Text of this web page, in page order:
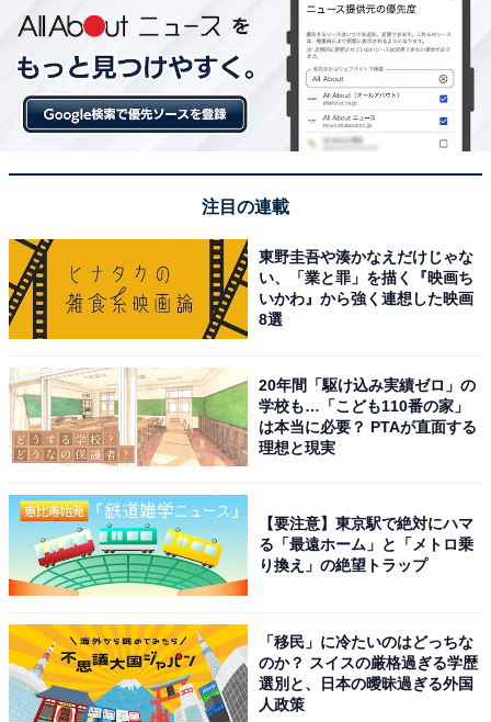
注目の連載
東野圭吾や湊かなえだけじゃな
い、「業と罪」を描く『映画ち
いかわ』から強く連想した映画
8選
20年間「駆け込み実績ゼロ」の
学校も…「こども110番の家」
は本当に必要？ PTAが直面する
理想と現実
【要注意】東京駅で絶対にハマ
る「最遠ホーム」と「メトロ乗
り換え」の絶望トラップ
「移民」に冷たいのはどっちな
のか？ スイスの厳格過ぎる学歴
選別と、日本の曖昧過ぎる外国
人政策